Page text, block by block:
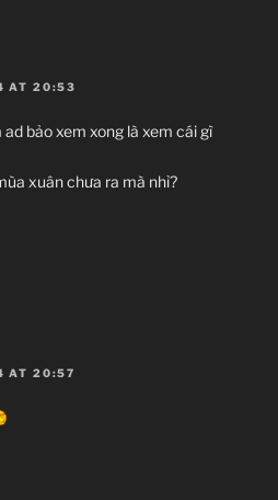
AT 20:53
ad bảo xem xong là xem cái gì
xuân chưa ra mà nhỉ?
AT 20:57